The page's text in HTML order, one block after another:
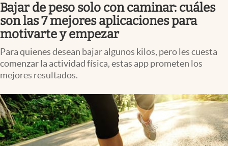
Pc y celular
Vida y estilo
Tv
Clima
Espiritualidad
Mediakit
abre en nueva pestaña
México
Bajar de peso solo con caminar: cuáles
son las 7 mejores aplicaciones para
motivarte y empezar
Para quienes desean bajar algunos kilos, pero les cuesta
comenzar la actividad física, estas app prometen los
mejores resultados.